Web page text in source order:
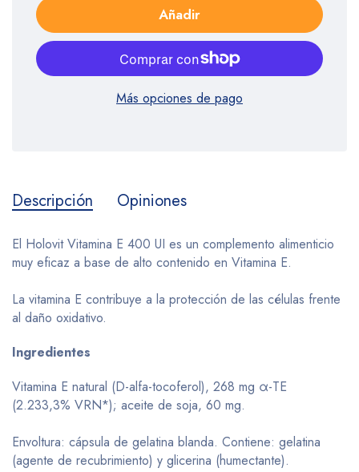
Añadir
Más opciones de pago
Descripción Opiniones
El Holovit Vitamina E 400 UI es un complemento alimenticio
muy eficaz a base de alto contenido en Vitamina E.
La vitamina E contribuye a la protección de las células frente
al daño oxidativo.
Ingredientes
Vitamina E natural (D-alfa-tocoferol), 268 mg α-TE
(2.233,3% VRN*); aceite de soja, 60 mg.
Envoltura: cápsula de gelatina blanda. Contiene: gelatina
(agente de recubrimiento) y glicerina (humectante).